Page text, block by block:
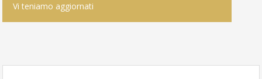
Vi teniamo aggiornati